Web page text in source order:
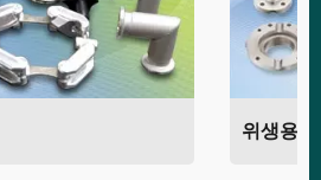
위생용